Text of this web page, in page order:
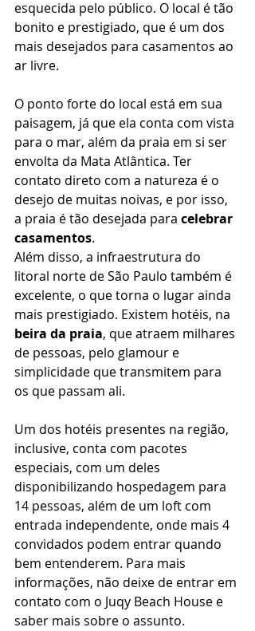
esquecida pelo público. O local é tão
bonito e prestigiado, que é um dos
mais desejados para casamentos ao
ar livre.
O ponto forte do local está em sua
paisagem, já que ela conta com vista
para o mar, além da praia em si ser
envolta da Mata Atlântica. Ter
contato direto com a natureza é o
desejo de muitas noivas, e por isso,
a praia é tão desejada para celebrar
casamentos.
Além disso, a infraestrutura do
litoral norte de São Paulo também é
excelente, o que torna o lugar ainda
mais prestigiado. Existem hotéis, na
beira da praia, que atraem milhares
de pessoas, pelo glamour e
simplicidade que transmitem para
os que passam ali.
Um dos hotéis presentes na região,
inclusive, conta com pacotes
especiais, com um deles
disponibilizando hospedagem para
14 pessoas, além de um loft com
entrada independente, onde mais 4
convidados podem entrar quando
bem entenderem. Para mais
informações, não deixe de entrar em
contato com o Juqy Beach House e
saber mais sobre o assunto.